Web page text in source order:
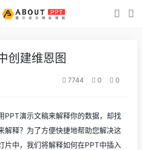
创建维恩图
7744 0 0
PPT演示文稿来解释你的数据，却找
解释？为了方便快捷地帮助您解决这
片中，我们将解释如何在PPT中插入